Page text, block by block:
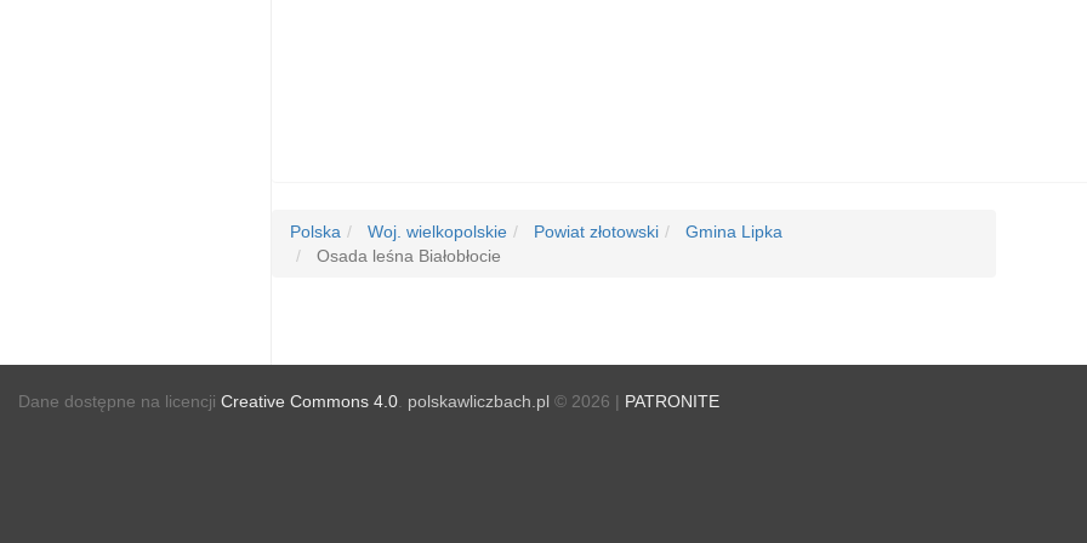
Polska Woj. wielkopolskie Powiat złotowski
Gmina Lipka
Osada leśna Białobłocie
Dane dostępne na licencji Creative Commons 4.0 polskawliczbach.pl © 2026 | PATRONITE